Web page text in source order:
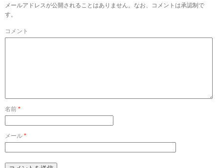
メールアドレスが公開されることはありません。なお、コメントは承認制で
す。
コメント
名前 *
メール *